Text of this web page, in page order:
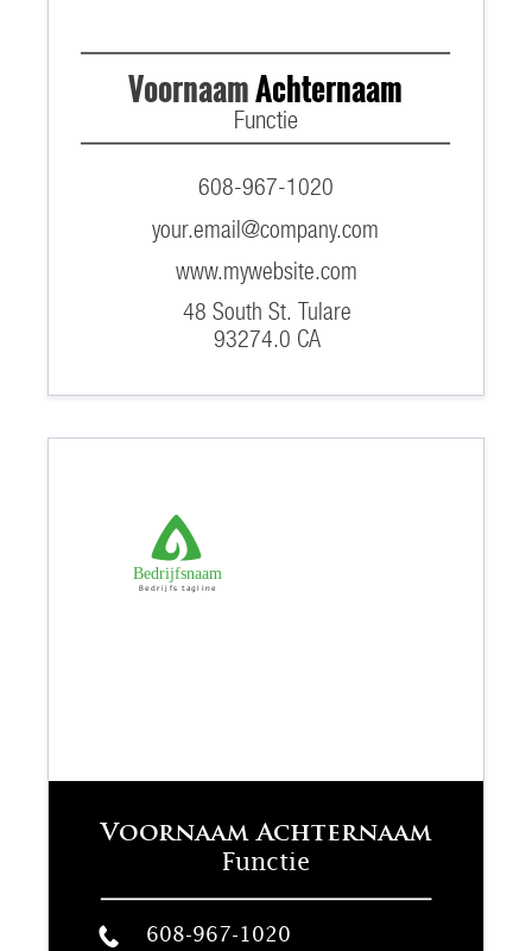
www.mywebsite.com
48 South St. Tulare
93274.0 CA
608-967-1020
your.email@company.com
Functie
VoornaamAchternaam
608-967-1020
Functie
Voornaam Achternaam
Bedrijfsnaam
Bedrijfs tagline